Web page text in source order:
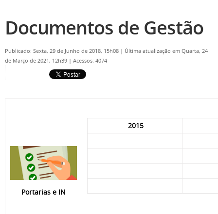
Documentos de Gestão
Publicado: Sexta, 29 de Junho de 2018, 15h08 | Última atualização em Quarta, 24
de Março de 2021, 12h39 | Acessos: 4074
Portarias e IN
2015